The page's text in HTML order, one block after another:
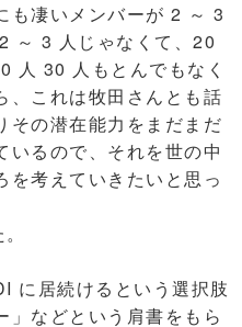
凄いメンバーが 2 ～ 3
～ 3 人じゃなくて、20
人 30 人もとんでもなく
、これは牧田さんとも話
その潜在能力をまだまだ
いるので、それを世の中
を考えていきたいと思っ
に居続けるという選択肢
」などという肩書をもら